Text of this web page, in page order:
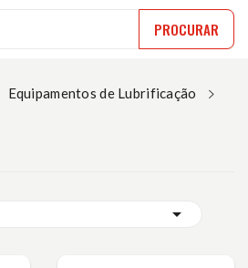
PROCURAR
Equipamentos de Lubrificação
